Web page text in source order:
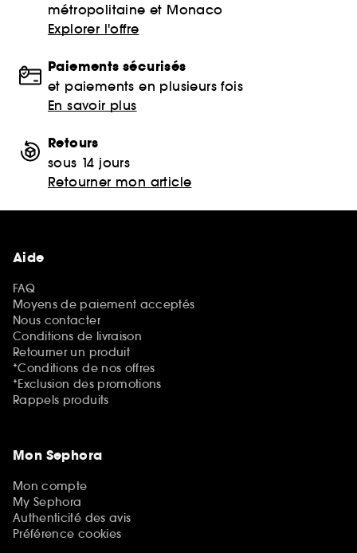
métropolitaine et Monaco
Explorer l'offre
Paiements sécurisés
et paiements en plusieurs fois
En savoir plus
Retours
sous 14 jours
Retourner mon article
Aide
FAQ
Moyens de paiement acceptés
Nous contacter
Conditions de livraison
Retourner un produit
*Conditions de nos offres
*Exclusion des promotions
Rappels produits
Mon Sephora
Mon compte
My Sephora
Authenticité des avis
Préférence cookies